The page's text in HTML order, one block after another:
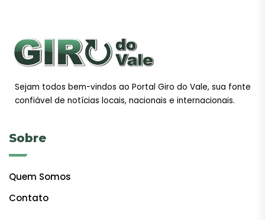
Sejam todos bem-vindos ao Portal Giro do Vale, sua fonte
confiável de notícias locais, nacionais e internacionais.
Sobre
Quem Somos
Contato